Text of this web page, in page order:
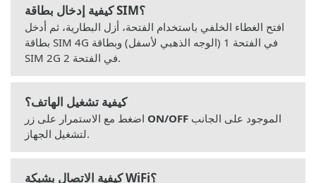
كيفية إدخال بطاقة SIM؟
افتح الغطاء الخلفي باستخدام الفتحة، أزل البطارية، ثم أدخل
بطاقة SIM 4G في الفتحة 1 (الوجه الذهبي لأسفل) وبطاقة
SIM 2G في الفتحة 2.
كيفية تشغيل الهاتف؟
ON/OFF
لتشغيل الجهاز.
كيفية الاتصال بشبكة WiFi؟